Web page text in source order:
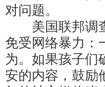
对问题。
美国联邦调查
免受网络暴力：
为。如果孩子们
安的内容，鼓励